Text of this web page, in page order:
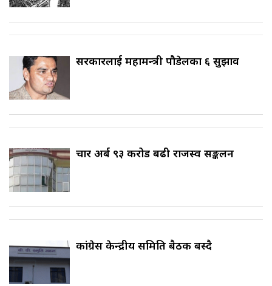
सरकारलाई महामन्त्री पौडेलका ६ सुझाव
चार अर्ब ९३ करोड बढी राजस्व सङ्कलन
कांग्रेस केन्द्रीय समिति बैठक बस्दै